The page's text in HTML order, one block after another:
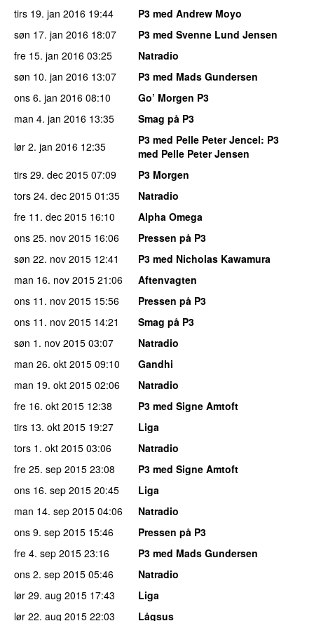
tirs 19. jan 2016 19:44
P3 med Andrew Moyo
søn 17. jan 2016 18:07
P3 med Svenne Lund Jensen
fre 15. jan 2016 03:25
Natradio
søn 10. jan 2016 13:07
P3 med Mads Gundersen
ons 6. jan 2016 08:10
Go’ Morgen P3
man 4. jan 2016 13:35
Smag på P3
lør 2. jan 2016 12:35 P3 med Pelle Peter Jencel: P3
med Pelle Peter Jensen
tirs 29. dec 2015 07:09
P3 Morgen
tors 24. dec 2015 01:35
Natradio
fre 11. dec 2015 16:10
Alpha Omega
ons 25. nov 2015 16:06
Pressen på P3
søn 22. nov 2015 12:41
P3 med Nicholas Kawamura
man 16. nov 2015 21:06
Aftenvagten
ons 11. nov 2015 15:56
Pressen på P3
ons 11. nov 2015 14:21
Smag på P3
søn 1. nov 2015 03:07
Natradio
man 26. okt 2015 09:10
Gandhi
man 19. okt 2015 02:06
Natradio
fre 16. okt 2015 12:38
P3 med Signe Amtoft
tirs 13. okt 2015 19:27
Liga
tors 1. okt 2015 03:06
Natradio
fre 25. sep 2015 23:08
P3 med Signe Amtoft
ons 16. sep 2015 20:45
Liga
man 14. sep 2015 04:06
Natradio
ons 9. sep 2015 15:46
Pressen på P3
fre 4. sep 2015 23:16
P3 med Mads Gundersen
ons 2. sep 2015 05:46
Natradio
lør 29. aug 2015 17:43
Liga
lør 22. aug 2015 22:03 Lågsus